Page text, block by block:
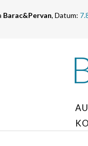
Barac&Pervan, Datum: